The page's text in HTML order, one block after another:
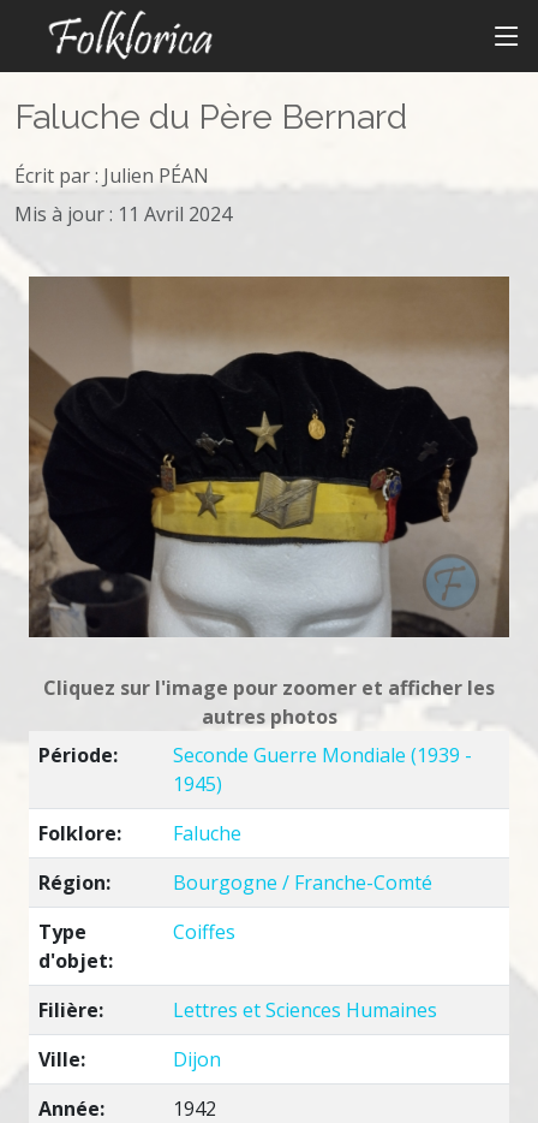
Faluche du Père Bernard
Écrit par : Julien PÉAN
Mis à jour : 11 Avril 2024
Cliquez sur l'image pour zoomer et afficher les
autres photos
Période:
Seconde Guerre Mondiale (1939 -
1945)
Folklore:
Faluche
Région:
Bourgogne / Franche-Comté
Type
d'objet:
Coiffes
Filière:
Lettres et Sciences Humaines
Ville:
Dijon
Année:
1942